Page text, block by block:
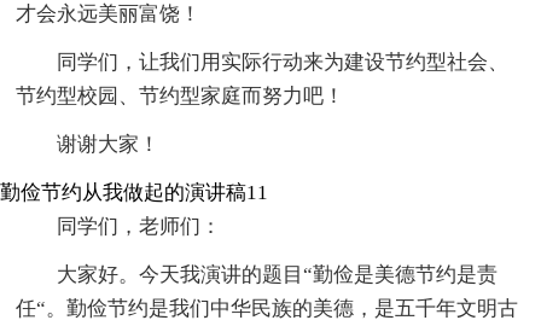
才会永远美丽富饶！
同学们，让我们用实际行动来为建设节约型社会、
节约型校园、节约型家庭而努力吧！
谢谢大家！
勤俭节约从我做起的演讲稿11
同学们，老师们：
大家好。今天我演讲的题目“勤俭是美德节约是责
任“。勤俭节约是我们中华民族的美德，是五千年文明古